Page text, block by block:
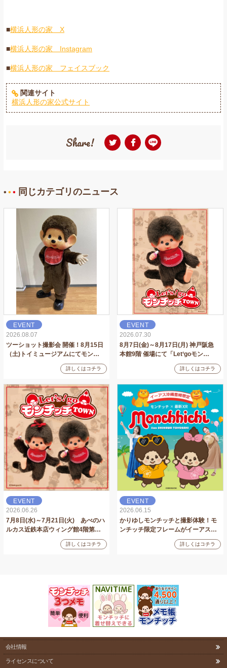
■横浜人形の家 X
■横浜人形の家 Instagram
■横浜人形の家 フェイスブック
関連サイト
横浜人形の家公式サイト
Share!
同じカテゴリのニュース
EVENT
2026.08.07
ツーショット撮影会 開催！8月15日
（土)トイミュージアムにてモン…
詳しくはコチラ
EVENT
2026.07.30
8月7日(金)～8月17日(月) 神戸阪急
本館9階 催場にて「Let‘goモン…
詳しくはコチラ
EVENT
2026.06.26
7月8日(水)～7月21日(火) あべのハ
ルカス近鉄本店ウィング館4階第…
詳しくはコチラ
EVENT
2026.06.15
かりゆしモンチッチと撮影体験！モ
ンチッチ限定フレームがイーアス…
詳しくはコチラ
会社情報
ライセンスについて